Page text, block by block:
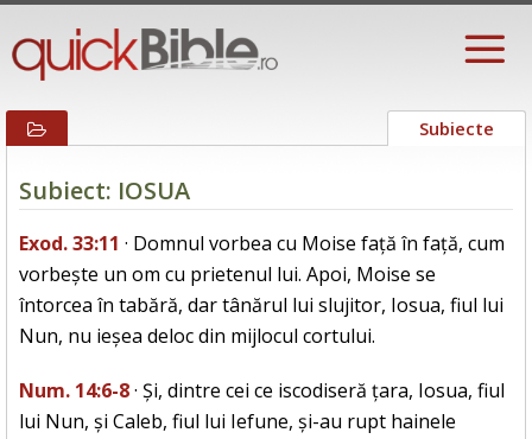
Subiecte
Subiect: IOSUA
Exod. 33:11 · Domnul vorbea cu Moise față în față, cum
vorbește un om cu prietenul lui. Apoi, Moise se
întorcea în tabără, dar tânărul lui slujitor, Iosua, fiul lui
Nun, nu ieșea deloc din mijlocul cortului.
Num. 14:6-8· Și, dintre cei ce iscodiseră țara, Iosua, fiul
lui Nun, și Caleb, fiul lui Iefune, și-au rupt hainele